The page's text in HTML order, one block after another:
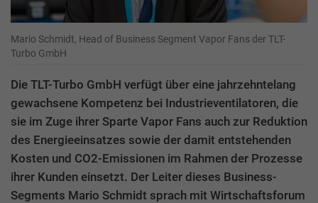
Mario Schmidt, Head of Business Segment Vapor Fans der TLT-
Turbo GmbH
Die TLT-Turbo GmbH verfügt über eine jahrzehntelang
gewachsene Kompetenz bei Industrieventilatoren, die
sie im Zuge ihrer Sparte Vapor Fans auch zur Reduktion
des Energieeinsatzes sowie der damit entstehenden
Kosten und CO2-Emissionen im Rahmen der Prozesse
ihrer Kunden einsetzt. Der Leiter dieses Business-
Segments Mario Schmidt sprach mit Wirtschaftsforum